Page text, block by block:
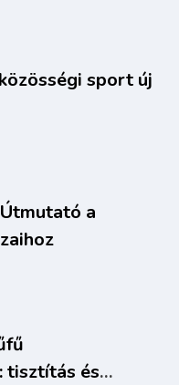
sport új
a
tisztítás és